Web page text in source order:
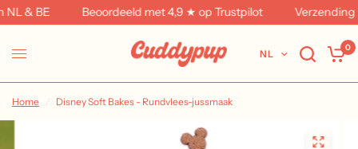
& BE Beoordeeld met 4,9 ★ op Trustpilot Verzending
NL
0
Home / Disney Soft Bakes - Rundvlees-jussmaak